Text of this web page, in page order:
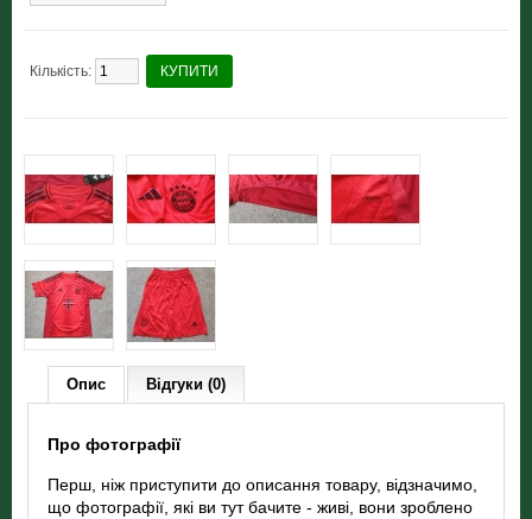
Кількість: КУПИТИ
Опис Відгуки (0)
Про фотографії
Перш, ніж приступити до описання товару, відзначимо,
що фотографії, які ви тут бачите - живі, вони зроблено